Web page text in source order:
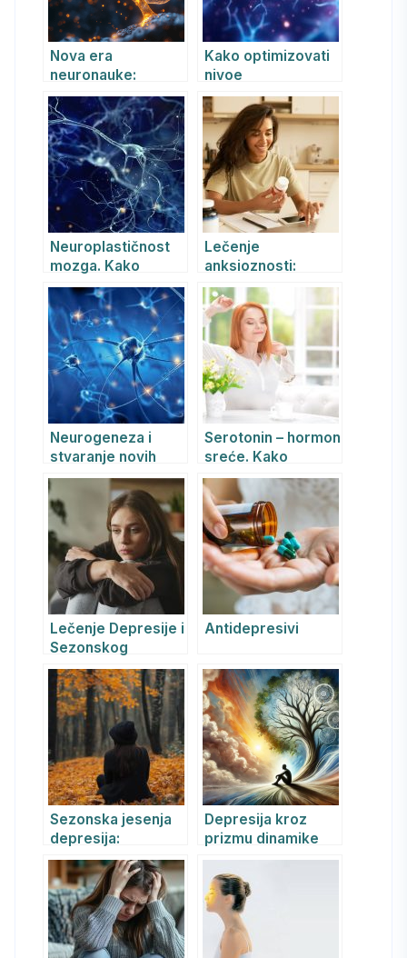
Nova era
neuronauke:
integrativni i
personalizovani
pristupi
modifikaciji BDNF-a
za optimalnu
neuroplastičnost i
mentalno
blagostanje
Kako optimizovati
nivoe
Neurotrofnog
moždanog faktora
(BDNF) radi
unapređenja
mentalnog zdravlja
i kognitivnih
sposobnosti
Neuroplastičnost
mozga. Kako
iskustva menjaju
plastičnost?
Lečenje
anksioznosti:
Spajanje REKBT
psihoterapije i
SSRI/SNRI
antidepresiva
Neurogeneza i
stvaranje novih
neurona u mozgu i
u starosti je
moguća
Serotonin – hormon
sreće. Kako
psihoterapija
povećava nivo
hormona sreće?
Lečenje Depresije i
Sezonskog
Afektivnog
Poremećaja uz
Svetlosnu Terapiju
i Zepter HyperLight
Pametne Naočare
Antidepresivi
Sezonska jesenja
depresija:
Simptomi, uzroci i
lečenje pomoću
REBT terapije
Depresija kroz
prizmu dinamike
ništavila: Od
unutrašnje
praznine ka
kreativnom
potencijalu